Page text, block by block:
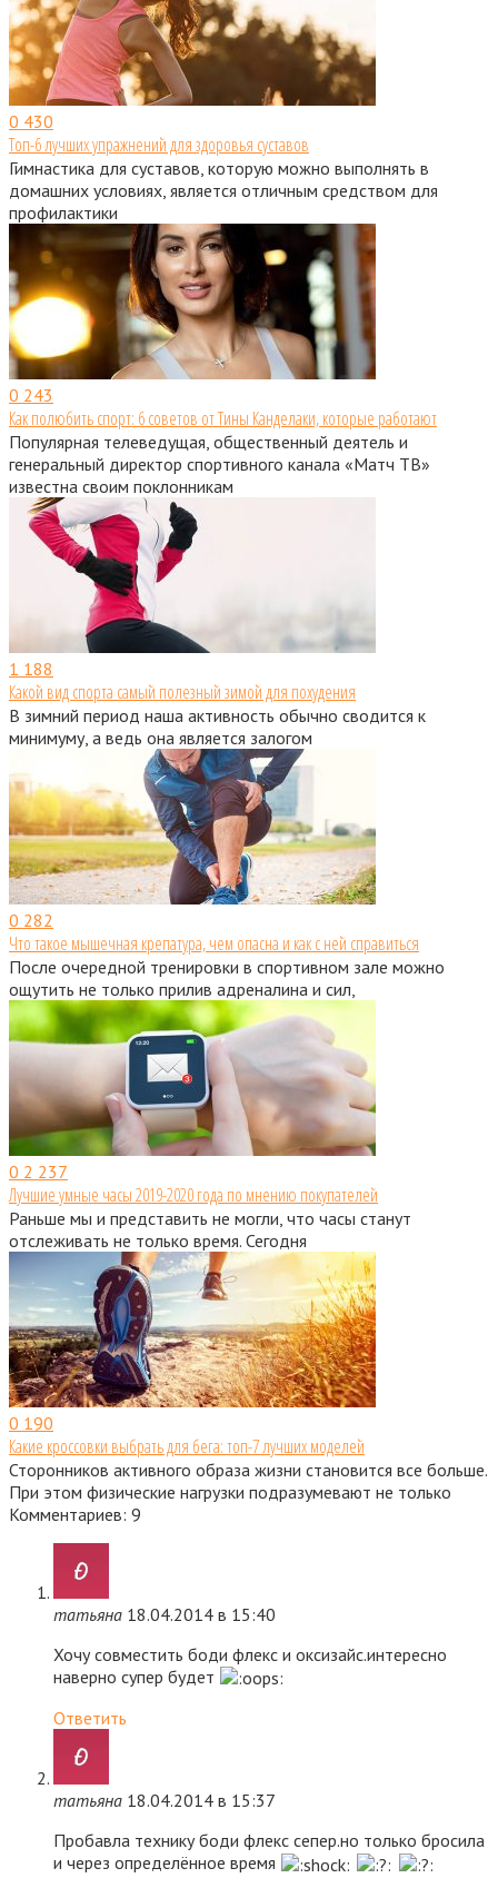
0 430
Топ-6 лучших упражнений для здоровья суставов
Гимнастика для суставов, которую можно выполнять в
домашних условиях, является отличным средством для
профилактики
0 243
Как полюбить спорт: 6 советов от Тины Канделаки, которые работают
Популярная телеведущая, общественный деятель и
генеральный директор спортивного канала «Матч ТВ»
известна своим поклонникам
1 188
Какой вид спорта самый полезный зимой для похудения
В зимний период наша активность обычно сводится к
минимуму, а ведь она является залогом
0 282
Что такое мышечная крепатура, чем опасна и как с ней справиться
После очередной тренировки в спортивном зале можно
ощутить не только прилив адреналина и сил,
0 2 237
Лучшие умные часы 2019-2020 года по мнению покупателей
Раньше мы и представить не могли, что часы станут
отслеживать не только время. Сегодня
0 190
Какие кроссовки выбрать для бега: топ-7 лучших моделей
Сторонников активного образа жизни становится все больше.
При этом физические нагрузки подразумевают не только
Комментариев: 9
татьяна 18.04.2014 в 15:40
Хочу совместить боди флекс и оксизайс.интересно
наверно супер будет
Ответить
татьяна 18.04.2014 в 15:37
Пробавла технику боди флекс сепер.но только бросила
и через определённое время